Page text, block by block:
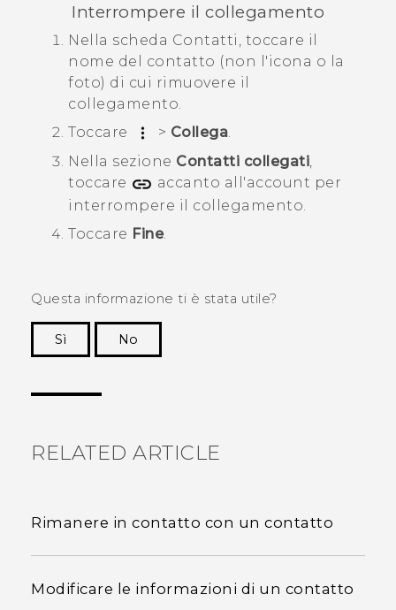
Interrompere il collegamento
Nella scheda Contatti , toccare il
nome del contatto (non l'icona o la
foto) di cui rimuovere il
collegamento.
Toccare
> Collega.
Nella sezione Contatti collegati,
toccare
accanto all'account per
interrompere il collegamento.
Toccare Fine.
Questa informazione ti è stata utile?
Sì
No
RELATED ARTICLE
Rimanere in contatto con un contatto
Modificare le informazioni di un contatto